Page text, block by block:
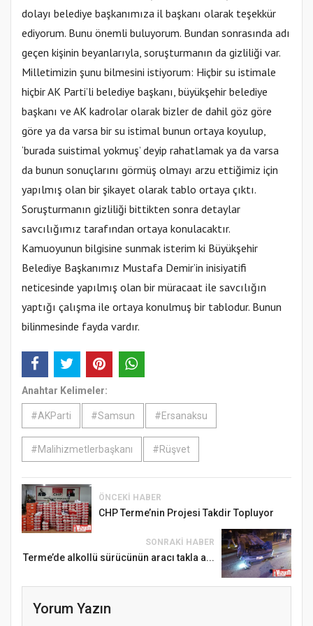
dolayı belediye başkanımıza il başkanı olarak teşekkür
ediyorum. Bunu önemli buluyorum. Bundan sonrasında adı
geçen kişinin beyanlarıyla, soruşturmanın da gizliliği var.
Milletimizin şunu bilmesini istiyorum: Hiçbir su istimale
hiçbir AK Parti’li belediye başkanı, büyükşehir belediye
başkanı ve AK kadrolar olarak bizler de dahil göz göre
göre ya da varsa bir su istimal bunun ortaya koyulup,
‘burada suistimal yokmuş’ deyip rahatlamak ya da varsa
da bunun sonuçlarını görmüş olmayı arzu ettiğimiz için
yapılmış olan bir şikayet olarak tablo ortaya çıktı.
Soruşturmanın gizliliği bittikten sonra detaylar
savcılığımız tarafından ortaya konulacaktır.
Kamuoyunun bilgisine sunmak isterim ki Büyükşehir
Belediye Başkanımız Mustafa Demir’in inisiyatifi
neticesinde yapılmış olan bir müracaat ile savcılığın
yaptığı çalışma ile ortaya konulmuş bir tablodur. Bunun
bilinmesinde fayda vardır.
Anahtar Kelimeler:
#AKParti #Samsun #Ersanaksu
#Malihizmetlerbaşkanı #Rüşvet
ÖNCEKI HABER
CHP Terme’nin Projesi Takdir Topluyor
SONRAKI HABER
Terme’de alkollü sürücünün aracı takla a...
Yorum Yazın